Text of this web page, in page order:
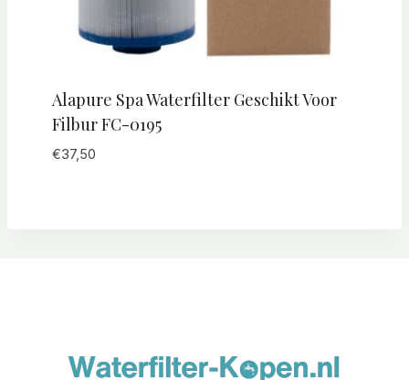
Alapure Spa Waterfilter Geschikt Voor
Filbur FC-0195
€37,50